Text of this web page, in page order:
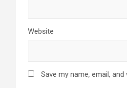
Website
Save my name, email,